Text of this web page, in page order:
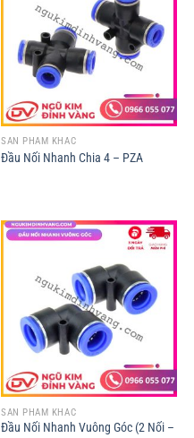
SẢN PHẨM KHÁC
Đầu Nối Nhanh Chia 4 – PZA
SẢN PHẨM KHÁC
Đầu Nối Nhanh Vuông Góc (2 Nối –